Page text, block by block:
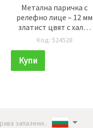
Метална паричка с
релефно лице – 12 мм
златист цвят с халка
-50 броя
Код: 524528
Купи
запазени..